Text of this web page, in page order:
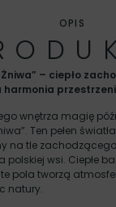
OPIS
– ciepło
przestrzeni
wnętrza magię
Ten pełen
na tle
polskiej wsi. Ciepłe
pola tworzą
natury.